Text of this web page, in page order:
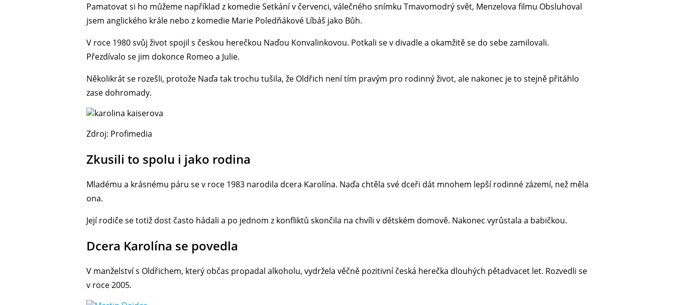
Pamatovat si ho můžeme například z komedie Setkání v červenci, válečného snímku Tmavomodrý svět, Menzelova filmu Obsluhoval
jsem anglického krále nebo z komedie Marie Poledňákové Líbáš jako Bůh.
V roce 1980 svůj život spojil s českou herečkou Naďou Konvalinkovou. Potkali se v divadle a okamžitě se do sebe zamilovali.
Přezdívalo se jim dokonce Romeo a Julie.
Několikrát se rozešli, protože Naďa tak trochu tušila, že Oldřich není tím pravým pro rodinný život, ale nakonec je to stejně přitáhlo
zase dohromady.
Zdroj: Profimedia
Zkusili to spolu i jako rodina
Mladému a krásnému páru se v roce 1983 narodila dcera Karolína. Naďa chtěla své dceři dát mnohem lepší rodinné zázemí, než měla
ona.
Její rodiče se totiž dost často hádali a po jednom z konfliktů skončila na chvíli v dětském domově. Nakonec vyrůstala a babičkou.
Dcera Karolína se povedla
V manželství s Oldřichem, který občas propadal alkoholu, vydržela věčně pozitivní česká herečka dlouhých pětadvacet let. Rozvedli se
v roce 2005.